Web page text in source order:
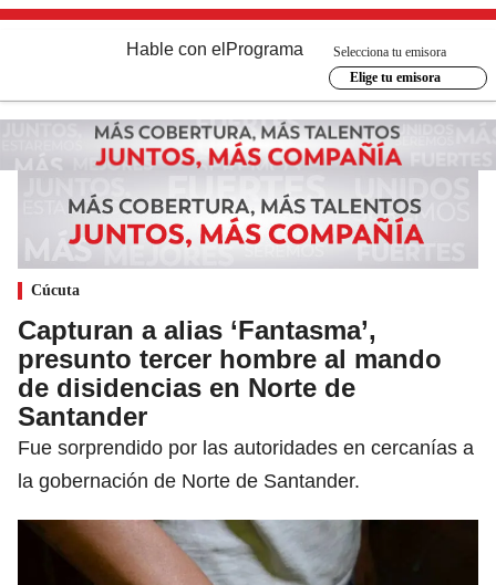
Hable con el Programa
Selecciona tu emisora
Elige tu emisora
Cúcuta
Capturan a alias ‘Fantasma’,
presunto tercer hombre al mando
de disidencias en Norte de
Santander
Fue sorprendido por las autoridades en cercanías a
la gobernación de Norte de Santander.